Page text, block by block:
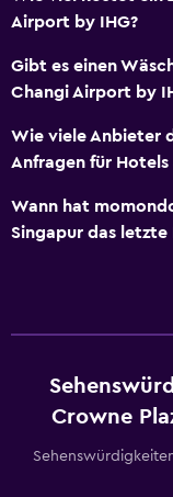
Zusätzliche Toilette
Badewanne
Toilette
Toilettenpapier
Zahnbürste
Begehbare Dusche
Menüs für
Speisen können in
Airport by IHG?
Gibt es einen
Changi Airport by
Wie viele Anbieter
Anfragen für Hotels
Wann hat
Singapur das
Crowne